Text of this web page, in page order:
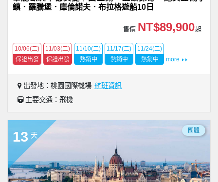
鎮．羅騰堡．庫倫諾夫．布拉格遊船10日
售價 NT$89,900起
10/06(二)
保證出發
11/03(二)
保證出發
11/10(二)
熱銷中
11/17(二)
熱銷中
11/24(二)
熱銷中
more
出發地：桃園國際機場 航班資訊
主要交通：飛機
13 天
團體